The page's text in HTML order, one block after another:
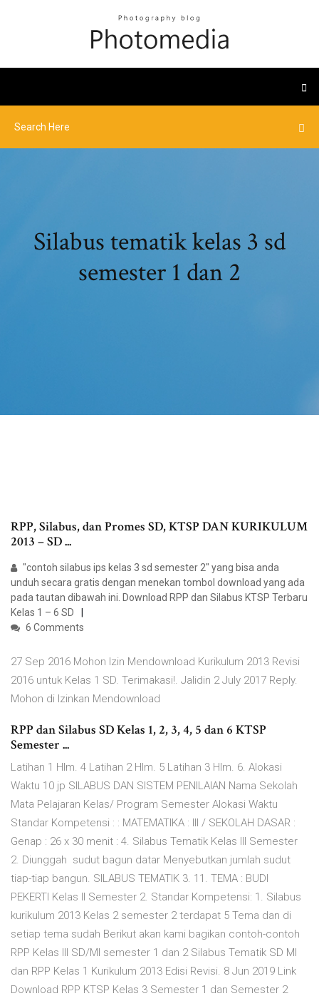
Silabus tematik kelas 3 sd
semester 1 dan 2
RPP, Silabus, dan Promes SD, KTSP DAN KURIKULUM
2013 – SD ...
"contoh silabus ips kelas 3 sd semester 2" yang bisa anda
unduh secara gratis dengan menekan tombol download yang ada
pada tautan dibawah ini. Download RPP dan Silabus KTSP Terbaru
Kelas 1 – 6 SD
6 Comments
27 Sep 2016 Mohon Izin Mendownload Kurikulum 2013 Revisi
2016 untuk Kelas 1 SD. Terimakasi!. Jalidin 2 July 2017 Reply.
Mohon di Izinkan Mendownload
RPP dan Silabus SD Kelas 1, 2, 3, 4, 5 dan 6 KTSP
Semester ...
Latihan 1 Hlm. 4 Latihan 2 Hlm. 5 Latihan 3 Hlm. 6. Alokasi
Waktu 10 jp SILABUS DAN SISTEM PENILAIAN Nama Sekolah
Mata Pelajaran Kelas/ Program Semester Alokasi Waktu
Standar Kompetensi : : MATEMATIKA : III / SEKOLAH DASAR :
Genap : 26 x 30 menit : 4. Silabus Tematik Kelas III Semester
2. Diunggah sudut bagun datar Menyebutkan jumlah sudut
tiap-tiap bangun. SILABUS TEMATIK 3. 11. TEMA : BUDI
PEKERTI Kelas II Semester 2. Standar Kompetensi: 1. Silabus
kurikulum 2013 Kelas 2 semester 2 terdapat 5 Tema dan di
setiap tema sudah Berikut akan kami bagikan contoh-contoh
RPP Kelas III SD/MI semester 1 dan 2 Silabus Tematik SD MI
dan RPP Kelas 1 Kurikulum 2013 Edisi Revisi. 8 Jun 2019 Link
Download RPP KTSP Kelas 3 Semester 1 dan Semester 2